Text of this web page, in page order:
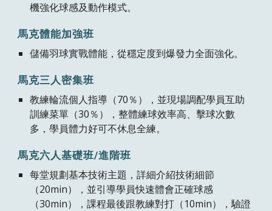
機強化球感及動作模式。
馬克體能加強班
儲備羽球實戰體能，從穩定度到爆發力全面強化。
馬克三人密集班
教練輪流個人指導（70％），並現場調配學員互助
訓練菜單（30％），整體練球效率高、擊球次數
多，學員體力好可不休息全練。
馬克六人基礎班/進階班
每堂規劃基本技術主題，詳細介紹技術細節
（20min），並引導學員快速體會正確球感
（30min），課程最後跟教練對打（10min），驗證